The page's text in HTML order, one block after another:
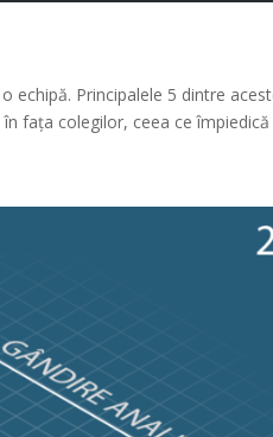
echipă. Principalele 5 dintre
fața colegilor, ceea ce împiedică